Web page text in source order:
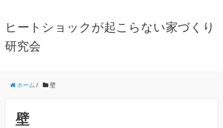
ヒートショックが起こらない家づくり
研究会
ホーム / 壁
壁